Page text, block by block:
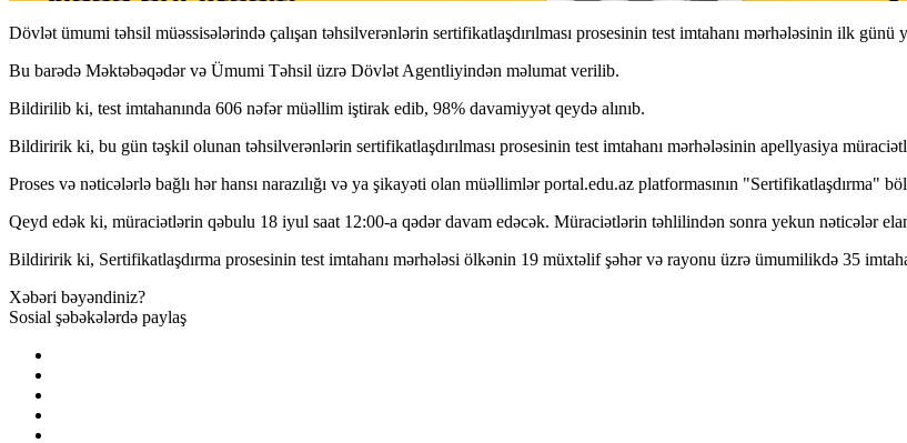
Dövlət ümumi təhsil müəssisələrində çalışan təhsilverənlərin sertifikatlaşdırılması prosesinin test imtahanı mərhələsinin ilk günü
Bu barədə Məktəbəqədər və Ümumi Təhsil üzrə Dövlət Agentliyindən məlumat verilib.
Bildirilib ki, test imtahanında 606 nəfər müəllim iştirak edib, 98% davamiyyət qeydə alınıb.
Bildiririk ki, bu gün təşkil olunan təhsilverənlərin sertifikatlaşdırılması prosesinin test imtahanı mərhələsinin apellyasiya
Proses və nəticələrlə bağlı hər hansı narazılığı və ya şikayəti olan müəllimlər portal.edu.az platformasının "Sertifikatlaşdırma"
Qeyd edək ki, müraciətlərin qəbulu 18 iyul saat 12:00-a qədər davam edəcək. Müraciətlərin təhlilindən sonra yekun nəticələr
Bildiririk ki, Sertifikatlaşdırma prosesinin test imtahanı mərhələsi ölkənin 19 müxtəlif şəhər və rayonu üzrə ümumilikdə 35
Xəbəri bəyəndiniz?
Sosial şəbəkələrdə paylaş